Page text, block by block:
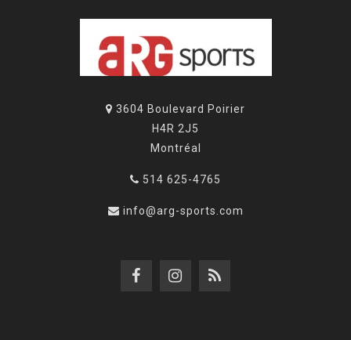
3604 Boulevard Poirier
H4R 2J5
Montréal
514 625-4765
info@arg-sports.com